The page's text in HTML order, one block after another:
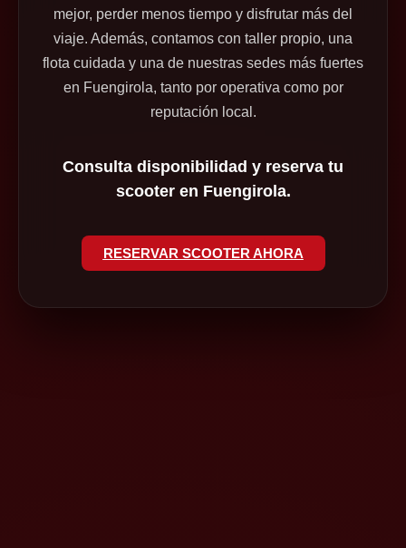
mejor, perder menos tiempo y disfrutar más del
viaje. Además, contamos con taller propio, una
flota cuidada y una de nuestras sedes más fuertes
en Fuengirola, tanto por operativa como por
reputación local.
Consulta disponibilidad y reserva tu
scooter en Fuengirola.
RESERVAR SCOOTER AHORA